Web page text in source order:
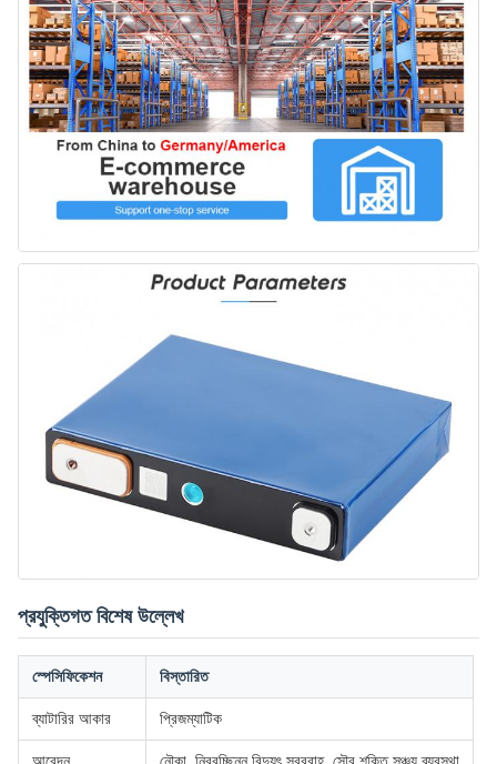
প্রযুক্তিগত বিশেষ উল্লেখ
স্পেসিফিকেশন বিস্তারিত
ব্যাটারির আকার প্রিজম্যাটিক